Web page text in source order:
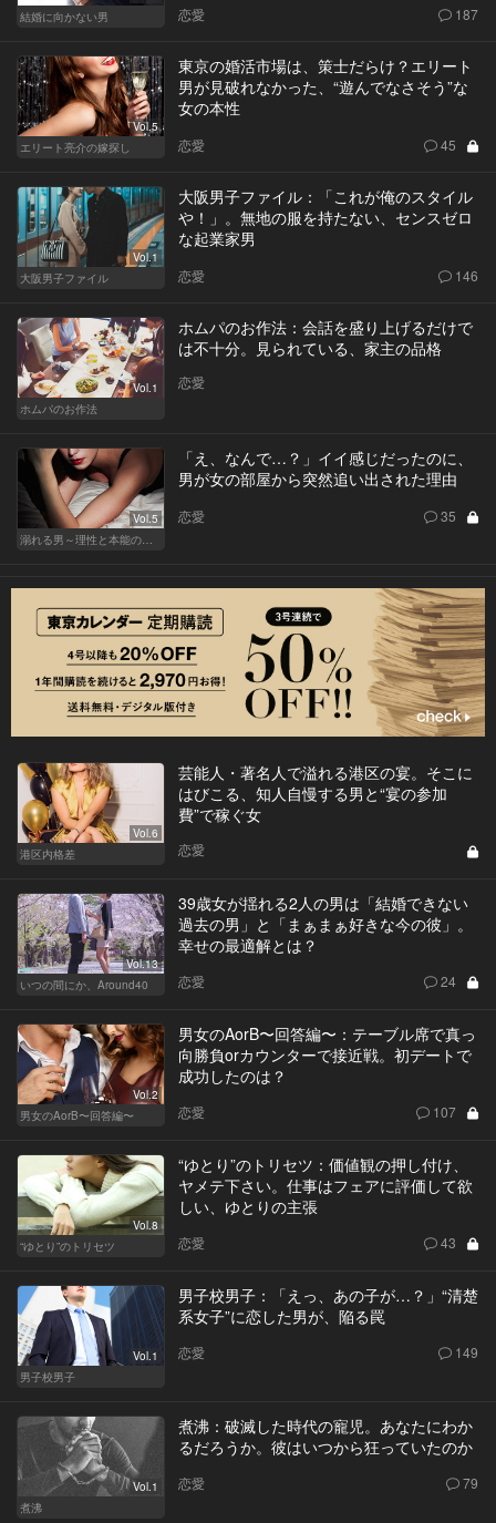
結婚に向かない男
恋愛 187
Vol.5
エリート亮介の嫁探し
東京の婚活市場は、策士だらけ？エリート
男が見破れなかった、“遊んでなさそう”な
女の本性
恋愛 45
Vol.1
大阪男子ファイル
大阪男子ファイル：「これが俺のスタイル
や！」。無地の服を持たない、センスゼロ
な起業家男
恋愛 146
Vol.1
ホムパのお作法
ホムパのお作法：会話を盛り上げるだけで
は不十分。見られている、家主の品格
恋愛
Vol.5
溺れる男～理性と本能のあいだで～
「え、なんで…？」イイ感じだったのに、
男が女の部屋から突然追い出された理由
恋愛 35
Vol.6
港区内格差
芸能人・著名人で溢れる港区の宴。そこに
はびこる、知人自慢する男と“宴の参加
費”で稼ぐ女
恋愛
Vol.13
いつの間にか、Around40
39歳女が揺れる2人の男は「結婚できない
過去の男」と「まぁまぁ好きな今の彼」。
幸せの最適解とは？
恋愛 24
Vol.2
男女のAorB〜回答編〜
男女のAorB〜回答編〜：テーブル席で真っ
向勝負orカウンターで接近戦。初デートで
成功したのは？
恋愛 107
Vol.8
“ゆとり”のトリセツ
“ゆとり”のトリセツ：価値観の押し付け、
ヤメテ下さい。仕事はフェアに評価して欲
しい、ゆとりの主張
恋愛 43
Vol.1
男子校男子
男子校男子：「えっ、あの子が…？」“清楚
系女子”に恋した男が、陥る罠
恋愛 149
Vol.1
煮沸
煮沸：破滅した時代の寵児。あなたにわか
るだろうか。彼はいつから狂っていたのか
恋愛 79